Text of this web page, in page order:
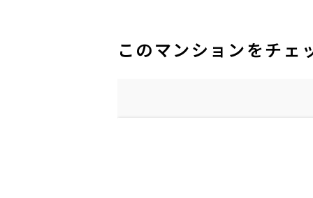
このマンションをチェ